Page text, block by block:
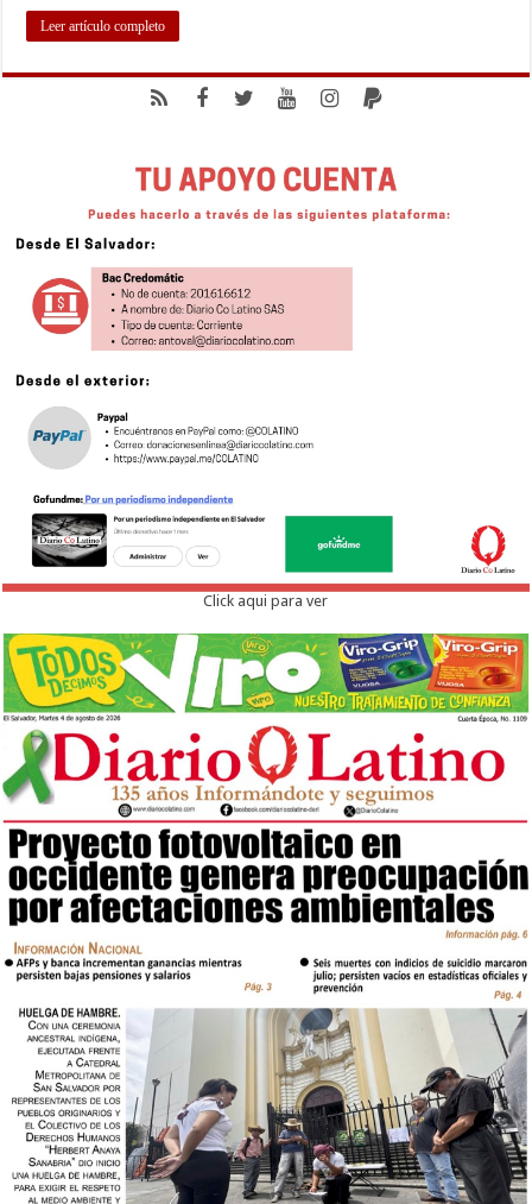
Leer artículo completo
Click aqui para ver